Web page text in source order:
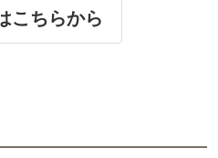
こちらから